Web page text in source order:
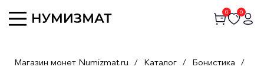
0 0
Магазин монет Numizmat.ru / Каталог / Бонистика /